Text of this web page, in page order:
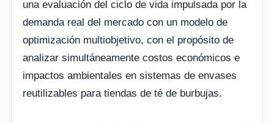
una evaluación del ciclo de vida impulsada por la
demanda real del mercado con un modelo de
optimización multiobjetivo, con el propósito de
analizar simultáneamente costos económicos e
impactos ambientales en sistemas de envases
reutilizables para tiendas de té de burbujas.